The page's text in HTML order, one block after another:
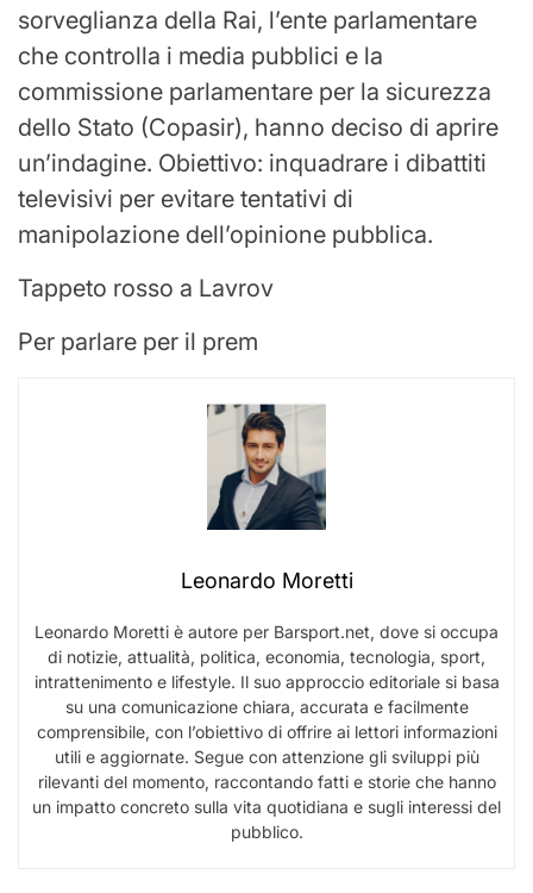
sorveglianza della Rai, l’ente parlamentare
che controlla i media pubblici e la
commissione parlamentare per la sicurezza
dello Stato (Copasir), hanno deciso di aprire
un’indagine. Obiettivo: inquadrare i dibattiti
televisivi per evitare tentativi di
manipolazione dell’opinione pubblica.
Tappeto rosso a Lavrov
Per parlare per il prem
Leonardo Moretti
Leonardo Moretti è autore per Barsport.net, dove si occupa
di notizie, attualità, politica, economia, tecnologia, sport,
intrattenimento e lifestyle. Il suo approccio editoriale si basa
su una comunicazione chiara, accurata e facilmente
comprensibile, con l’obiettivo di offrire ai lettori informazioni
utili e aggiornate. Segue con attenzione gli sviluppi più
rilevanti del momento, raccontando fatti e storie che hanno
un impatto concreto sulla vita quotidiana e sugli interessi del
pubblico.